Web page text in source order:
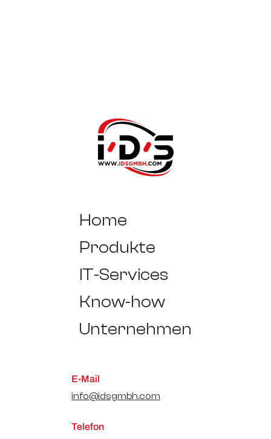
Home
Produkte
IT-Services
Know-how
Unternehmen
E-Mail
info@idsgmbh.com
Telefon